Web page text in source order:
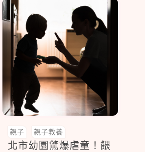
親子 親子教養
北市幼園驚爆虐童！餵